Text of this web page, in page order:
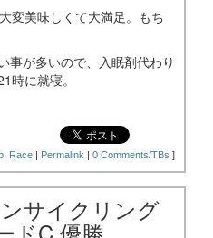
変美味しくて大満足。もち
事が多いので、入眠剤代わり
時に就寝。
, Race Permalink 0 Comments/TBs ]
サイクリング